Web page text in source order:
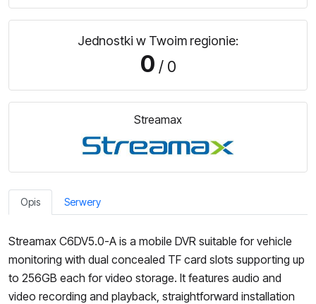
Jednostki w Twoim regionie:
0 / 0
Streamax
Opis Serwery
Streamax C6DV5.0-A is a mobile DVR suitable for vehicle
monitoring with dual concealed TF card slots supporting up
to 256GB each for video storage. It features audio and
video recording and playback, straightforward installation